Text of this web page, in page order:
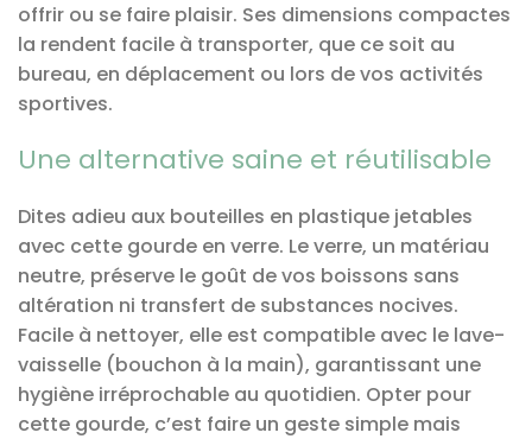
offrir ou se faire plaisir. Ses dimensions compactes
la rendent facile à transporter, que ce soit au
bureau, en déplacement ou lors de vos activités
sportives.
Une alternative saine et réutilisable
Dites adieu aux bouteilles en plastique jetables
avec cette gourde en verre. Le verre, un matériau
neutre, préserve le goût de vos boissons sans
altération ni transfert de substances nocives.
Facile à nettoyer, elle est compatible avec le lave-
vaisselle (bouchon à la main), garantissant une
hygiène irréprochable au quotidien. Opter pour
cette gourde, c’est faire un geste simple mais